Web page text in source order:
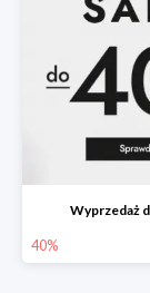
Wyprzedaż
40%